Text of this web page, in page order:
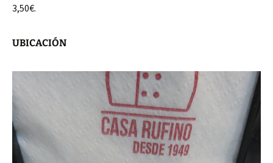
3,50€.
UBICACIÓN